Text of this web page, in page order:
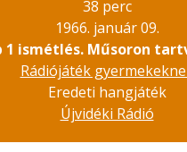
38 perc
1966. január 09.
1 ismétlés. Műsoron
Rádiójáték
Eredeti hangjáték
Újvidéki Rádió